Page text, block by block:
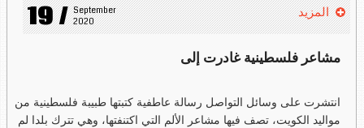
19 / September
2020
المزيد
مشاعر فلسطينية غادرت إلى
انتشرت على وسائل التواصل رسالة عاطفية كتبتها طبيبة فلسطينية من
مواليد الكويت، تصف فيها مشاعر الألم التي اكتنفتها، وهي تترك بلدا لم